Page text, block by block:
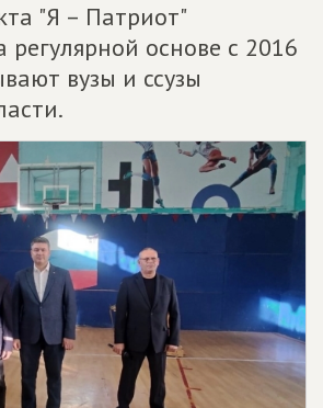
"Я – Патриот"
регулярной основе с 2016
вузы и ссузы